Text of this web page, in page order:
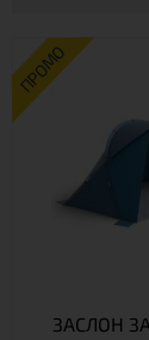
ПРОМО
ЗАСЛОН